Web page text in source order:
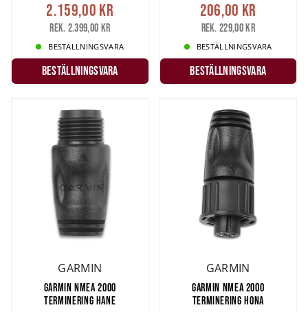
2.159,00 kr
Rek. 2.399,00 kr
BESTÄLLNINGSVARA
Beställningsvara
206,00 kr
Rek. 229,00 kr
BESTÄLLNINGSVARA
Beställningsvara
GARMIN
GARMIN NMEA 2000
TERMINERING HANE
GARMIN
GARMIN NMEA 2000
TERMINERING HONA